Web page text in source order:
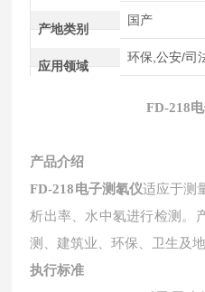
产地类别
国产
应用领域
环保,公安/司
FD-218
产品介绍
FD-218电子测氡仪适应于测
析出率、水中氡进行检测 。
测、建筑业、环保、卫生及
执行标准